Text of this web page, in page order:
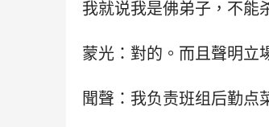
我就说我是佛弟子，不能
蒙光：對的。而且聲明立
聞聲：我负责班组后勤点